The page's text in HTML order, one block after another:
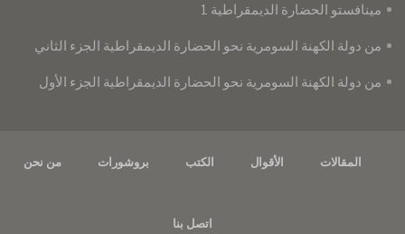
مينافستو الحضارة الديمقراطية 1
من دولة الكهنة السومرية نحو الحضارة الديمقراطية الجزء الثاني
من دولة الكهنة السومرية نحو الحضارة الديمقراطية الجزء الأول
المقالات الأقوال الكتب بروشورات من نحن
اتصل بنا